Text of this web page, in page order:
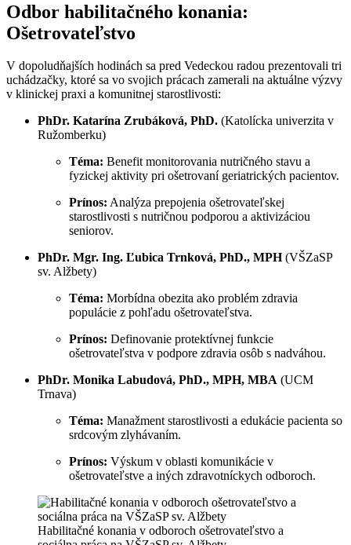
Odbor habilitačného konania:
Ošetrovateľstvo
V dopoludňajších hodinách sa pred Vedeckou radou prezentovali tri
uchádzačky, ktoré sa vo svojich prácach zamerali na aktuálne výzvy
v klinickej praxi a komunitnej starostlivosti:
PhDr. Katarína Zrubáková, PhD. (Katolícka univerzita v
Ružomberku)
Téma: Benefit monitorovania nutričného stavu a
fyzickej aktivity pri ošetrovaní geriatrických pacientov.
Prínos: Analýza prepojenia ošetrovateľskej
starostlivosti s nutričnou podporou a aktivizáciou
seniorov.
PhDr. Mgr. Ing. Ľubica Trnková, PhD., MPH(VŠZaSP
sv. Alžbety)
Téma: Morbídna obezita ako problém zdravia
populácie z pohľadu ošetrovateľstva.
Prínos: Definovanie protektívnej funkcie
ošetrovateľstva v podpore zdravia osôb s nadváhou.
PhDr. Monika Labudová, PhD., MPH, MBA (UCM
Trnava)
Téma: Manažment starostlivosti a edukácie pacienta so
srdcovým zlyhávaním.
Prínos: Výskum v oblasti komunikácie v
ošetrovateľstve a iných zdravotníckych odboroch.
Habilitačné konania v odboroch ošetrovateľstvo a